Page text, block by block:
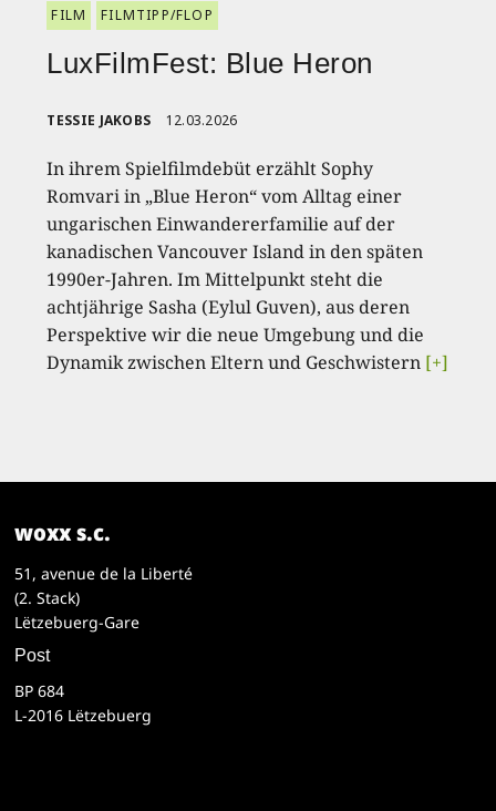
FILM FILMTIPP/FLOP
LuxFilmFest: Blue Heron
TESSIE JAKOBS 12.03.2026
In ihrem Spielfilmdebüt erzählt Sophy
Romvari in „Blue Heron“ vom Alltag einer
ungarischen Einwandererfamilie auf der
kanadischen Vancouver Island in den späten
1990er-Jahren. Im Mittelpunkt steht die
achtjährige Sasha (Eylul Guven), aus deren
Perspektive wir die neue Umgebung und die
Dynamik zwischen Eltern und Geschwistern [+]
woxx s.c.
51, avenue de la Liberté
(2. Stack)
Lëtzebuerg-Gare
Post
BP 684
L-2016 Lëtzebuerg